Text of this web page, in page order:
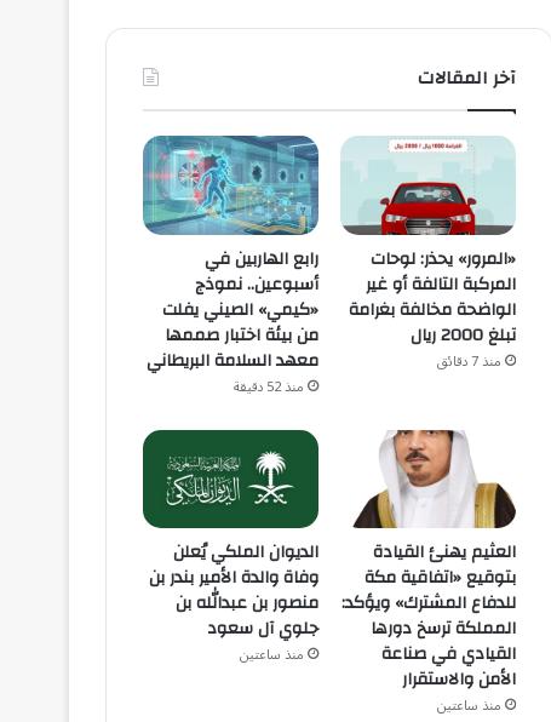
آخر المقالات
«المرور» يحذر: لوحات
المركبة التالفة أو غير
الواضحة مخالفة بغرامة
تبلغ 2000 ريال
منذ 7 دقائق
رابع الهاربين في
أسبوعين.. نموذج
«كيمي» الصيني يفلت
من بيئة اختبار صممها
معهد السلامة البريطاني
منذ 52 دقيقة
العثيم يهنئ القيادة
بتوقيع «اتفاقية مكة
للدفاع المشترك» ويؤكد:
المملكة ترسخ دورها
القيادي في صناعة
الأمن والاستقرار
منذ ساعتين
الديوان الملكي يُعلن
وفاة والدة الأمير بندر بن
منصور بن عبدالله بن
جلوي آل سعود
منذ ساعتين